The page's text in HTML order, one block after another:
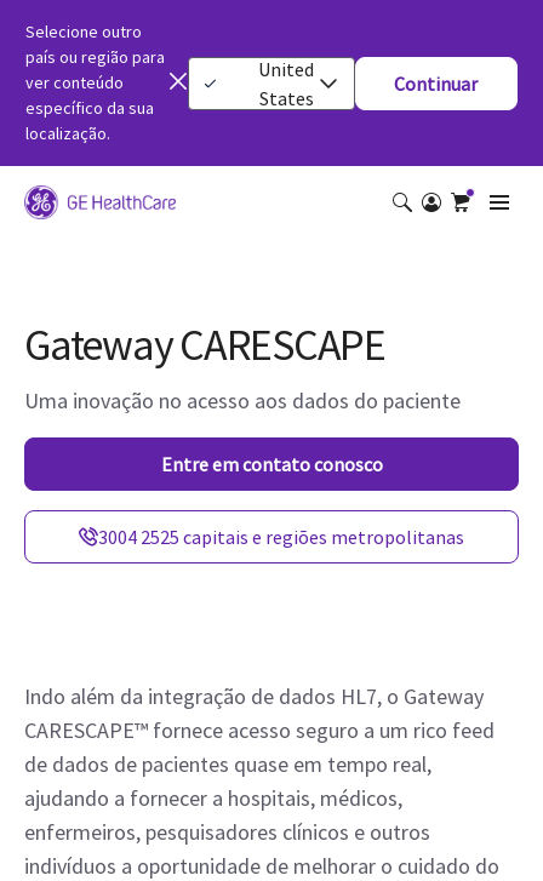
Selecione outro
país ou região para
ver conteúdo
específico da sua
localização.
United
States
Continuar
Gateway CARESCAPE
Uma inovação no acesso aos dados do paciente
Entre em contato conosco
3004 2525 capitais e regiões metropolitanas
Indo além da integração de dados HL7, o Gateway
CARESCAPE™ fornece acesso seguro a um rico feed
de dados de pacientes quase em tempo real,
ajudando a fornecer a hospitais, médicos,
enfermeiros, pesquisadores clínicos e outros
indivíduos a oportunidade de melhorar o cuidado do